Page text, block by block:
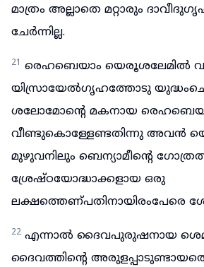
മാത്രം അല്ലാതെ മറ്റാരും
ചേർന്നില്ല.
21 രെഹബെയാം യെരൂശലേമിൽ
യിസ്രായേൽഗൃഹത്തോടു
ശലോമോന്റെ മകനായ
വീണ്ടുകൊള്ളേണ്ടതിന്നു അവൻ
മുഴുവനിലും ബെന്യാമീന്റെ
ശ്രേഷ്ഠയോദ്ധാക്കളായ ഒരു
ലക്ഷത്തെണ്പതിനായിരംപേരെ
22 എന്നാൽ ദൈവപുരുഷനായ
ദൈവത്തിന്റെ